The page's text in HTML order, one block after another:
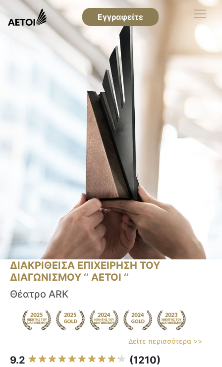
Εγγραφείτε
ΔΙΑΚΡΙΘΕΙΣΑ ΕΠΙΧΕΙΡΗΣΗ ΤΟΥ
ΔΙΑΓΩΝΙΣΜΟΥ ‘’ ΑΕΤΟΙ ‘’
Θέατρο ARK
Δείτε περισσότερα >>
9.2 (1210)